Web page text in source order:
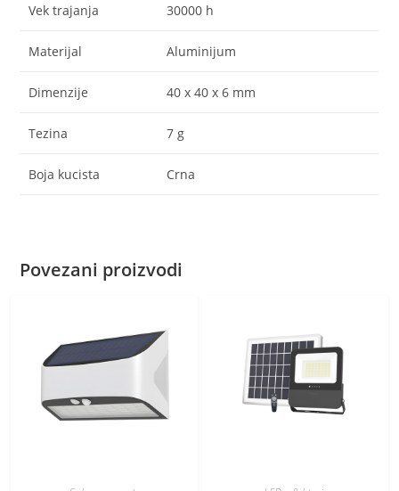
Vek trajanja 30000 h
Materijal Aluminijum
Dimenzije 40 x 40 x 6 mm
Tezina 7 g
Boja kucista Crna
Povezani proizvodi